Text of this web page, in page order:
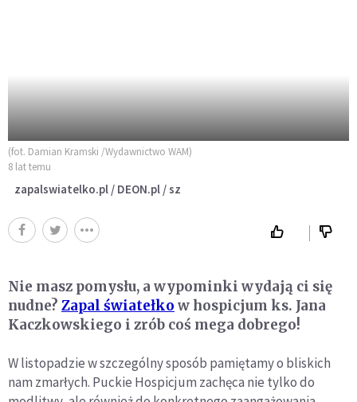
(fot. Damian Kramski /Wydawnictwo WAM)
8 lat temu
zapalswiatelko.pl / DEON.pl / sz
Nie masz pomysłu, a wypominki wydają ci się
nudne? Zapal światełko w hospicjum ks. Jana
Kaczkowskiego i zrób coś mega dobrego!
W listopadzie w szczególny sposób pamiętamy o bliskich
nam zmarłych. Puckie Hospicjum zachęca nie tylko do